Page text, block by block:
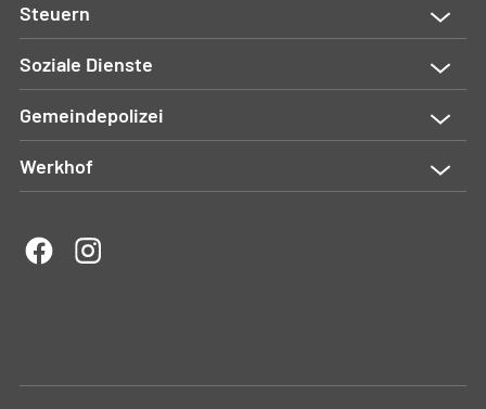
Steuern
Soziale Dienste
Gemeindepolizei
Werkhof